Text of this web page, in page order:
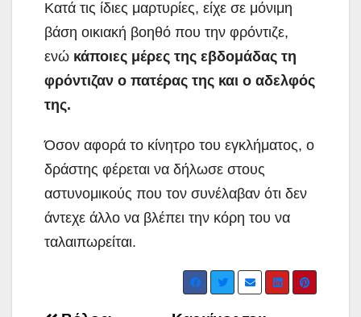
Kατά τις ίδιες μαρτυρίες, είχε σε μόνιμη
βάση οικιακή βοηθό που την φρόντιζε,
ενώ κάποιες μέρες της εβδομάδας τη
φρόντιζαν ο πατέρας της και ο αδελφός
της.
Όσον αφορά το κίνητρο του εγκλήματος, ο
δράστης φέρεται να δήλωσε στους
αστυνομικούς που τον συνέλαβαν ότι δεν
άντεχε άλλο να βλέπει την κόρη του να
ταλαιπωρείται.